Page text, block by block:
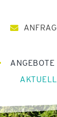
ANGEBOTE